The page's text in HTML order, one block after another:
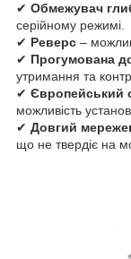
✔ Обмежувач
серійному режимі.
✔ Реверс –
✔ Прогумована
утримання та
✔ Європейський
можливість
✔ Довгий
що не твердіє на